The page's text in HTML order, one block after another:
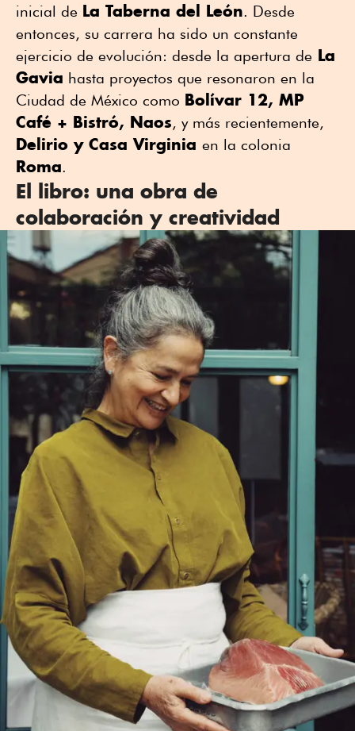
inicial de La Taberna del León. Desde
entonces, su carrera ha sido un constante
ejercicio de evolución: desde la apertura de La
Gavia hasta proyectos que resonaron en la
Ciudad de México como Bolívar 12, MP
Café + Bistró, Naos, y más recientemente,
Delirio y Casa Virginia en la colonia
Roma.
El libro: una obra de
colaboración y creatividad